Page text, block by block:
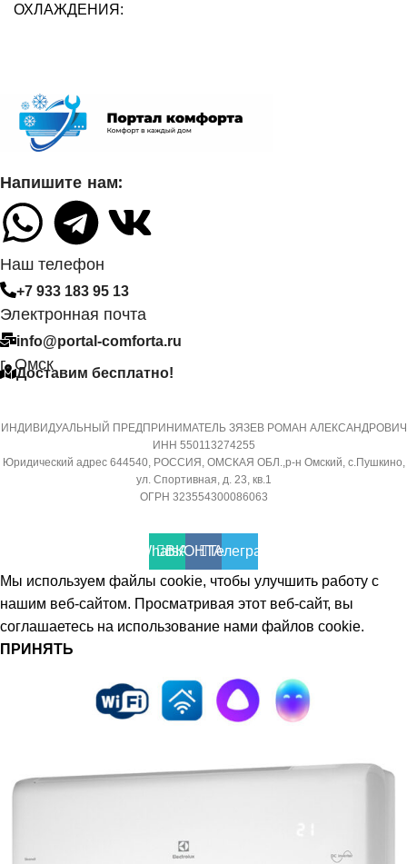
ОХЛАЖДЕНИЯ
СЕТЕВОЙ КАБЕЛЬ
ПРИЛОЖЕНИЯ ПО WI-FI
Нет
САМОДИАГНОСТИКИ
НЕИСПРАВНОСТИ
Да
МАССА ТОВАРА С УПАКОВКОЙ
ВОЗДУХА ДЛЯ ВНЕШНЕГО
БЛОКА
-7
ПОДСВЕТКА ДИСПЛЕЯ
Да
ЭФФЕКТИВЕН ДЛЯ
ПОМЕЩ. ПЛОЩАДЬЮ
ДО
ВЫСОТА ВНУТР. БЛОКА
ГЛУБИНА ВНУТР. БЛОКА
Напишите нам:
Наш телефон
+7 933 183 95 13
Электронная почта
info@portal-comforta.ru
г. Омск
Доставим бесплатно!
ИНДИВИДУАЛЬНЫЙ ПРЕДПРИНИМАТЕЛЬ ЗЯЗЕВ РОМАН АЛЕКСАНДРОВИЧ
ИНН 550113274255
Юридический адрес 644540, РОССИЯ, ОМСКАЯ ОБЛ.,р-н Омский, с.Пушкино,
ул. Спортивная, д. 23, кв.1
ОГРН 323554300086063
WhatsApp
ВКОНТАКТЕ
Телеграмм
Мы используем файлы cookie, чтобы улучшить работу с
нашим веб-сайтом. Просматривая этот веб-сайт, вы
соглашаетесь на использование нами файлов cookie.
ПРИНЯТЬ